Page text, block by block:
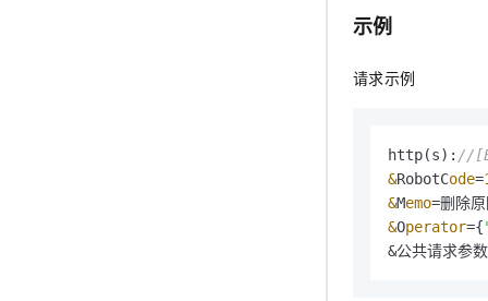
示例
请求示例
http(s): //
&RobotCode=
&Memo=
&Operator={
&公共请求参数